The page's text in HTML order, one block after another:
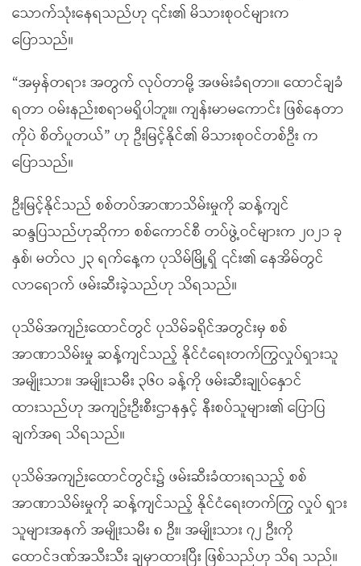
သောက်သုံးနေရသည်ဟု ၎င်း၏ မိသားစုဝင်များက
ပြောသည်။
“အမှန်တရား အတွက် လုပ်တာမို့ အဖမ်းခံရတာ။ ထောင်ချခံ
ရတာ ဝမ်းနည်းစရာမရှိပါဘူး။ ကျန်းမာမကောင်း ဖြစ်နေတာ
ကိုပဲ စိတ်ပူတယ်” ဟု ဦးမြင့်နိုင်၏ မိသားစုဝင်တစ်ဦး က
ပြောသည်။
ဦးမြင့်နိုင်သည် စစ်တပ်အာဏာသိမ်းမှုကို ဆန့်ကျင်
ဆန္ဒပြသည်ဟုဆိုကာ စစ်ကောင်စီ တပ်ဖွဲ့ဝင်များက ၂၀၂၁ ခု
နှစ်၊ မတ်လ ၂၃ ရက်နေ့က ပုသိမ်မြို့ရှိ ၎င်း၏ နေအိမ်တွင်
လာရောက် ဖမ်းဆီးခဲ့သည်ဟု သိရသည်။
ပုသိမ်အကျဉ်းထောင်တွင် ပုသိမ်ခရိုင်အတွင်းမှ စစ်
အာဏာသိမ်းမှု ဆန့်ကျင်သည့် နိုင်ငံရေးတက်ကြွလှုပ်ရှားသူ
အမျိုးသား၊ အမျိုးသမီး ၃၆၀ ခန့်ကို ဖမ်းဆီးချုပ်နှောင်
ထားသည်ဟု အကျဥ်းဦးစီးဌာနနှင့် နီးစပ်သူများ၏ ပြောပြ
ချက်အရ သိရသည်။
ပုသိမ်အကျဉ်းထောင်တွင်း၌ ဖမ်းဆီးခံထားရသည့် စစ်
အာဏာသိမ်းမှုကို ဆန့်ကျင်သည့် နိုင်ငံရေးတက်ကြွ လှုပ် ရှား
သူများအနက် အမျိုးသမီး ၈ ဦး၊ အမျိုးသား ၇၂ ဦးကို
ထောင်ဒဏ်အသီးသီး ချမှာထားပြီး ဖြစ်သည်ဟု သိရ သည်။